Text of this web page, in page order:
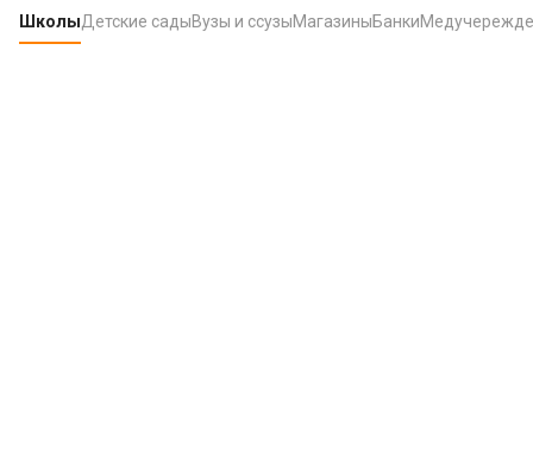
ШколыДетские садыВузы и ссузыМагазиныБанки